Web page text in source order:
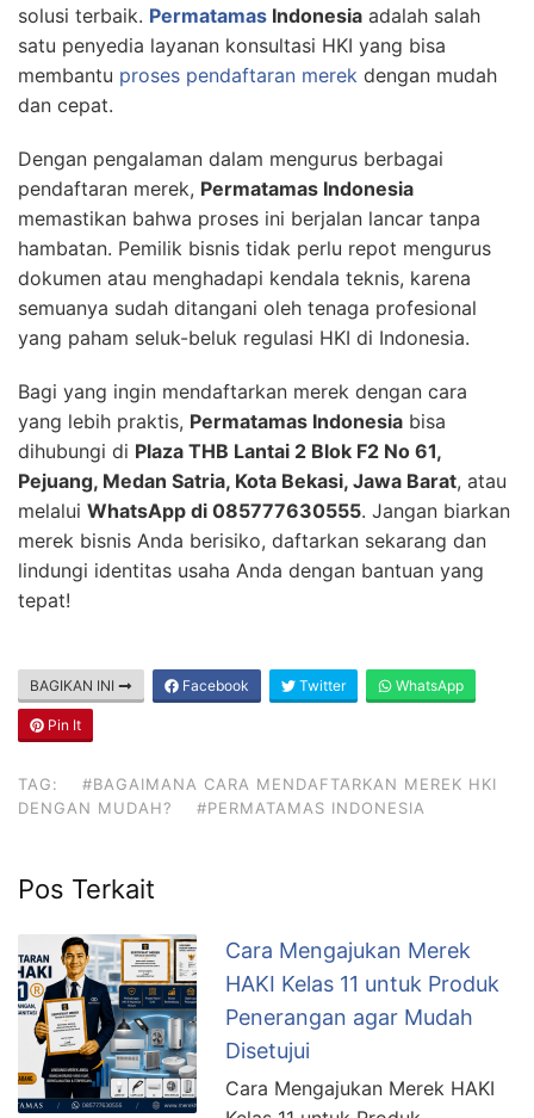
solusi terbaik. Permatamas Indonesia adalah salah
satu penyedia layanan konsultasi HKI yang bisa
membantu proses pendaftaran merek dengan mudah
dan cepat.
Dengan pengalaman dalam mengurus berbagai
pendaftaran merek, Permatamas Indonesia
memastikan bahwa proses ini berjalan lancar tanpa
hambatan. Pemilik bisnis tidak perlu repot mengurus
dokumen atau menghadapi kendala teknis, karena
semuanya sudah ditangani oleh tenaga profesional
yang paham seluk-beluk regulasi HKI di Indonesia.
Bagi yang ingin mendaftarkan merek dengan cara
yang lebih praktis, Permatamas Indonesia bisa
dihubungi di Plaza THB Lantai 2 Blok F2 No 61,
Pejuang, Medan Satria, Kota Bekasi, Jawa Barat, atau
melalui WhatsApp di 085777630555. Jangan biarkan
merek bisnis Anda berisiko, daftarkan sekarang dan
lindungi identitas usaha Anda dengan bantuan yang
tepat!
BAGIKAN INI Facebook Twitter WhatsApp
Pin It
TAG:
#BAGAIMANA CARA MENDAFTARKAN MEREK HKI
DENGAN MUDAH?
#PERMATAMAS INDONESIA
Pos Terkait
Cara Mengajukan Merek
HAKI Kelas 11 untuk Produk
Penerangan agar Mudah
Disetujui
Cara Mengajukan Merek HAKI